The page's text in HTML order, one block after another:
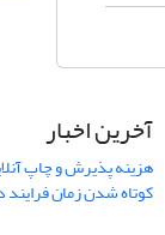
آخرین اخبار
هزینه پذیرش و چاپ
کوتاه شدن زمان فرایند